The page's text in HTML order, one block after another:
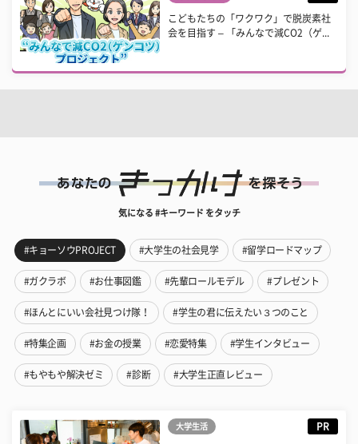
こどもたちの「ワクワク」で脱炭素社
会を目指す – 「みんなで減CO2（ゲ...
気になる #キーワード をタッチ
#キョーソウPROJECT #大学生の社会見学 #留学ロードマップ
#ガクラボ #お仕事図鑑 #先輩ロールモデル #プレゼント
#ほんとにいい会社見つけ隊！ #学生の君に伝えたい３つのこと
#特集企画 #お金の授業 #恋愛特集 #学生インタビュー
#もやもや解決ゼミ #診断 #大学生正直レビュー
大学生活 PR